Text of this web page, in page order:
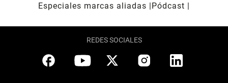
Especiales marcas aliadas
Pódcast
REDES SOCIALES